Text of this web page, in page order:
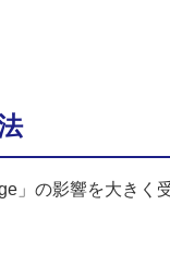
」の影響を大きく